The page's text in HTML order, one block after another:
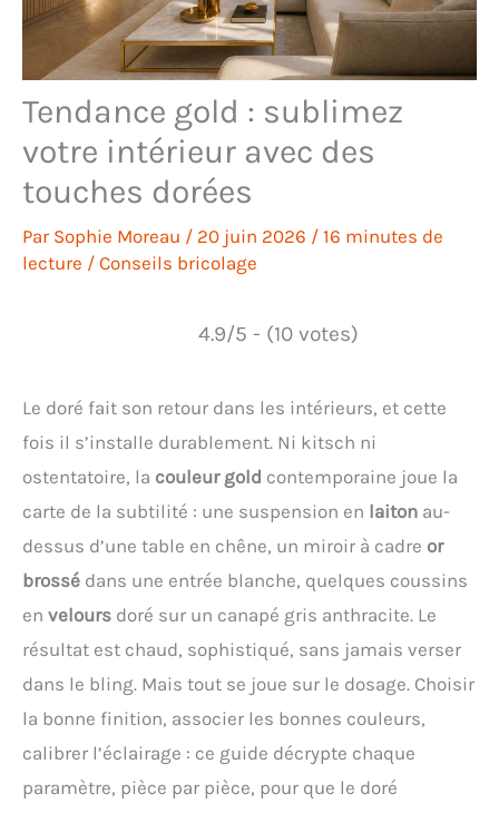
Tendance gold : sublimez
votre intérieur avec des
touches dorées
Par Sophie Moreau / 20 juin 2026 / 16 minutes de
lecture / Conseils bricolage
4.9/5 - (10 votes)
Le doré fait son retour dans les intérieurs, et cette
fois il s’installe durablement. Ni kitsch ni
ostentatoire, la couleur gold contemporaine joue la
carte de la subtilité : une suspension en laiton au-
dessus d’une table en chêne, un miroir à cadre or
brossé dans une entrée blanche, quelques coussins
en velours doré sur un canapé gris anthracite. Le
résultat est chaud, sophistiqué, sans jamais verser
dans le bling. Mais tout se joue sur le dosage. Choisir
la bonne finition, associer les bonnes couleurs,
calibrer l’éclairage : ce guide décrypte chaque
paramètre, pièce par pièce, pour que le doré